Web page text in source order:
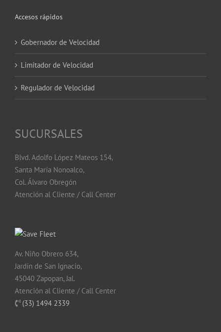
Accesos rápidos
Gobernador de Velocidad
Limitador de Velocidad
Regulador de Velocidad
SUCURSALES
Blvd. Adolfo López Mateos 154,
Santa María Nonoalco,
Col. Álvaro Obregón
Atención al Cliente / Call Center
Av. Niño Obrero 634,
Jardín de San Ignacio,
45040 Zapopan, Jal.
Atención al Cliente / Call Center
(33) 1494 2339